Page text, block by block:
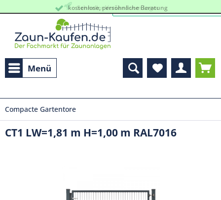
Schneller Versand vom Lager
kostenlose, persöhnliche Beratung
Menü
Compacte Gartentore
CT1 LW=1,81 m H=1,00 m RAL7016